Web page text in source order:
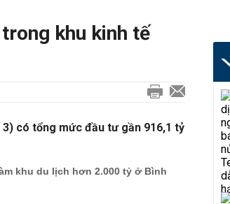
khu kinh tế
có tổng mức đầu tư gần 916,1 tỷ
khu du lịch hơn 2.000 tỷ ở Bình